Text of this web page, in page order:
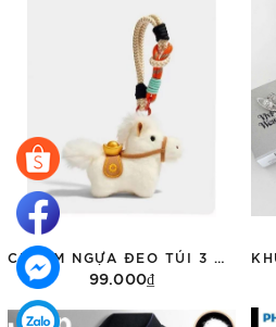
99.000₫
Tùy chọn